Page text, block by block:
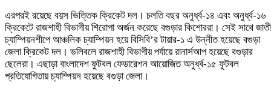
এরপরই রয়েছে বয়স ভিত্তিক ক্রিকেট দল। চলতি বছর অনুর্ধ্ব-১৪ এবং অনুর্ধ্ব-১৬
ক্রিকেটে রাজশাহী বিভাগীয় শিরোপা অর্জন করেছে বগুড়ার কিশোররা। সেই সাথে
চ্যাম্পিয়নশীপে আঞ্চলিক চ্যাম্পিয়ন হয়ে বিসিবি’র টায়ার-১ এ উন্নীত হয়েছে বগুড়া
জেলা ক্রিকেট দল। ভলিবলে রাজশাহী বিভাগীয় পর্যায়ে রানার্সআপ হয়েছে বগুড়ার
ছেলেরা। এছাড়া বাংলাদেশ ফুটবল ফেডারেশন আয়োজিত অনুর্ধ্ব-১৫ ফুটবল
প্রতিযোগিতায় চ্যাম্পিয়ন হয়েছে বগুড়া জেলা।